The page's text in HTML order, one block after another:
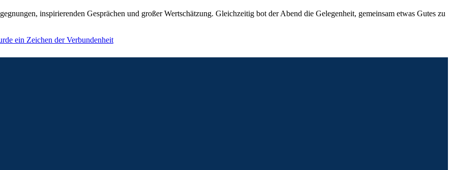
inspirierenden Gesprächen und großer Wertschätzung. Gleichzeitig bot der Abend die Gelegenheit, gemeinsam etwas Gutes zu
ein Zeichen der Verbundenheit